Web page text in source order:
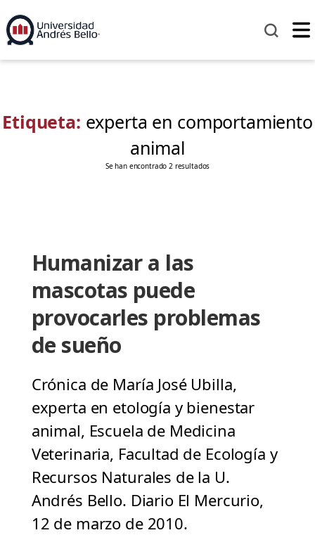
Etiqueta: experta en comportamiento
animal
Se han encontrado 2 resultados
Humanizar a las
mascotas puede
provocarles problemas
de sueño
Crónica de María José Ubilla,
experta en etología y bienestar
animal, Escuela de Medicina
Veterinaria, Facultad de Ecología y
Recursos Naturales de la U.
Andrés Bello. Diario El Mercurio,
12 de marzo de 2010.